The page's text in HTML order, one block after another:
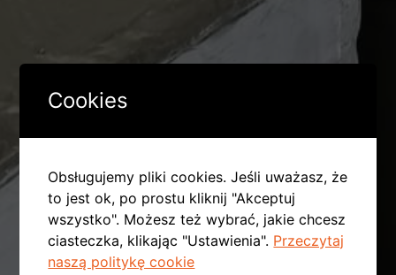
Cookies
Obsługujemy pliki cookies. Jeśli uważasz, że
to jest ok, po prostu kliknij "Akceptuj
wszystko". Możesz też wybrać, jakie chcesz
ciasteczka, klikając "Ustawienia". Przeczytaj
naszą politykę cookie